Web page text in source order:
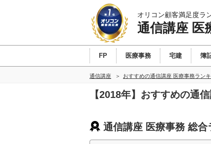
オリコン顧客満足度ラ
通信講座 医
FP 医療事務 宅建 簿
通信講座 おすすめの通信講座 医療事務ラン
【2018年】おすすめの通
通信講座 医療事務 総合